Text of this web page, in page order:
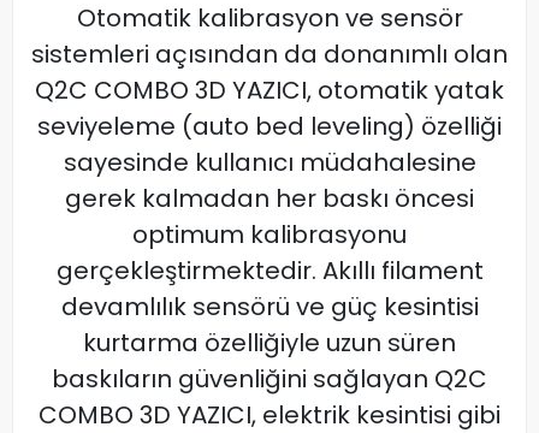
Otomatik kalibrasyon ve sensör
sistemleri açısından da donanımlı olan
Q2C COMBO 3D YAZICI, otomatik yatak
seviyeleme (auto bed leveling) özelliği
sayesinde kullanıcı müdahalesine
gerek kalmadan her baskı öncesi
optimum kalibrasyonu
gerçekleştirmektedir. Akıllı filament
devamlılık sensörü ve güç kesintisi
kurtarma özelliğiyle uzun süren
baskıların güvenliğini sağlayan Q2C
COMBO 3D YAZICI, elektrik kesintisi gibi